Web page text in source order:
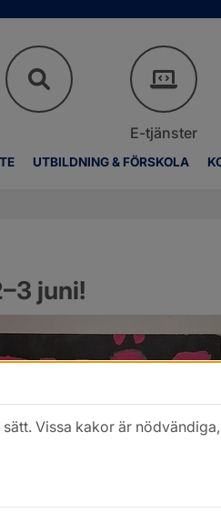
UTBILDNING & FÖRSKOLA
E-tjänster
juni!
Vissa kakor är